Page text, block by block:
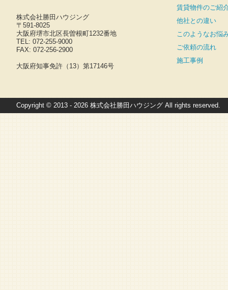
株式会社勝田ハウジング
〒591-8025
大阪府堺市北区長曽根町1232番地
TEL: 072-255-9000
FAX: 072-256-2900
大阪府知事免許（13）第17146号
賃貸物件のご紹
他社との違い
このようなお悩
ご依頼の流れ
施工事例
Copyright © 2013 - 2026 株式会社勝田ハウジング All rights reserved.